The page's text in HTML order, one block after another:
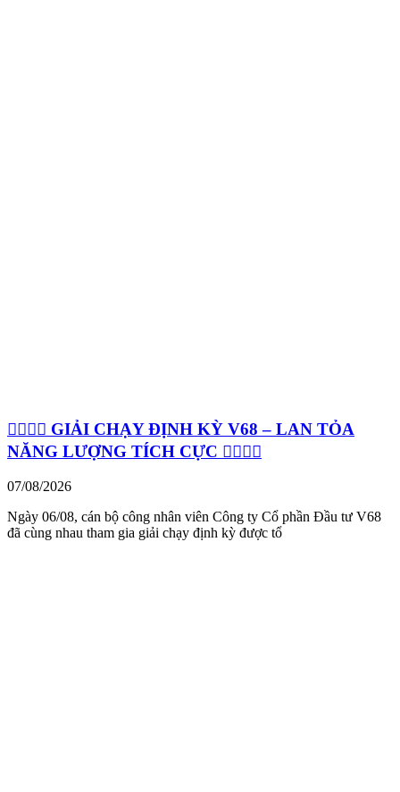
🏃‍♂️🏃‍♀️ GIẢI CHẠY ĐỊNH KỲ V68 – LAN TỎA
NĂNG LƯỢNG TÍCH CỰC 🏃‍♀️🏃‍♂️
07/08/2026
Ngày 06/08, cán bộ công nhân viên Công ty Cổ phần Đầu tư V68
đã cùng nhau tham gia giải chạy định kỳ được tổ